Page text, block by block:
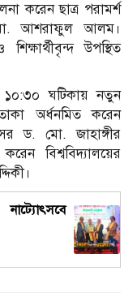
করেন ছাত্র পরামর্শ
মো. আশরাফুল আলম।
উপস্থিত
১০:৩০ ঘটিকায় নতুন
অর্ধনমিত করেন
ড. মো. জাহাঙ্গীর
বিশ্ববিদ্যালয়ের